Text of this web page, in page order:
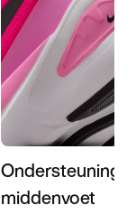
Ondersteuning
middenvoet